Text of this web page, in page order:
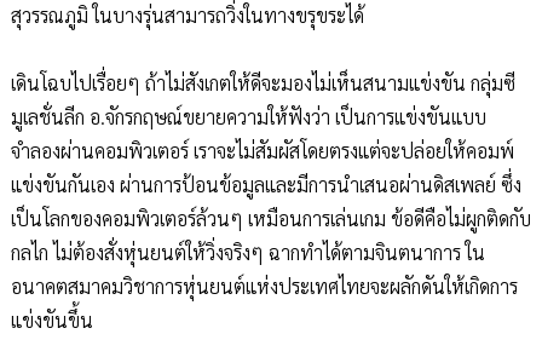
สุวรรณภูมิ ในบางรุ่นสามารถวิ่งในทางขรุขระได้
เดินโฉบไปเรื่อยๆ ถ้าไม่สังเกตให้ดีจะมองไม่เห็นสนามแข่งขัน กลุ่มซี
มูเลชั่นลีก อ.จักรกฤษณ์ขยายความให้ฟังว่า เป็นการแข่งขันแบบ
จำลองผ่านคอมพิวเตอร์ เราจะไม่สัมผัสโดยตรงแต่จะปล่อยให้คอมพ์
แข่งขันกันเอง ผ่านการป้อนข้อมูลและมีการนำเสนอผ่านดิสเพลย์ ซึ่ง
เป็นโลกของคอมพิวเตอร์ล้วนๆ เหมือนการเล่นเกม ข้อดีคือไม่ผูกติดกับ
กลไก ไม่ต้องสั่งหุ่นยนต์ให้วิ่งจริงๆ ฉากทำได้ตามจินตนาการ ใน
อนาคตสมาคมวิชาการหุ่นยนต์แห่งประเทศไทยจะผลักดันให้เกิดการ
แข่งขันขึ้น